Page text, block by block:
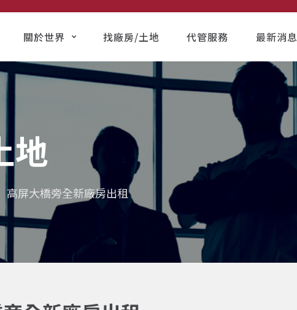
關於世界 找廠房/土地 代管服務 最新消息
地
高屏大橋旁全新廠房出租